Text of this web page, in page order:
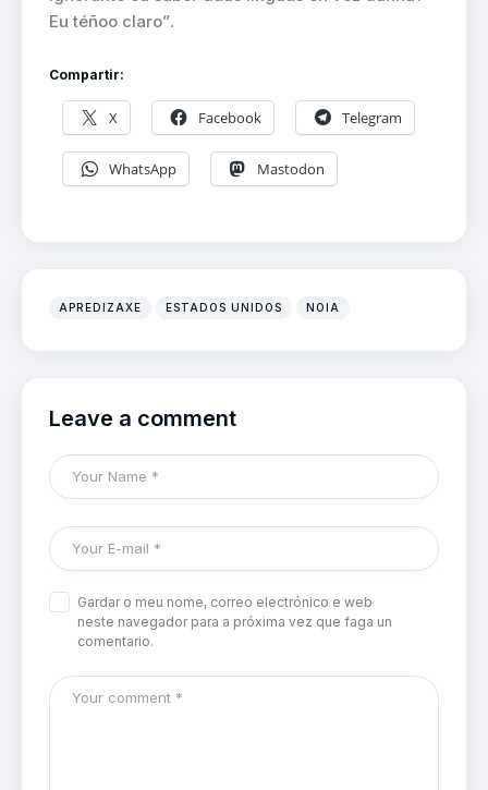
Eu téñoo claro”.
Compartir:
X Facebook Telegram
WhatsApp Mastodon
APREDIZAXE ESTADOS UNIDOS NOIA
Leave a comment
Gardar o meu nome, correo electrónico e web
neste navegador para a próxima vez que faga un
comentario.